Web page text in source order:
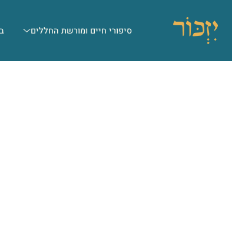
סיפורי חיים ומורשת החללים